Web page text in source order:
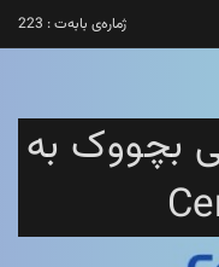
ژمارەی بابەت : 223
بچووک بە